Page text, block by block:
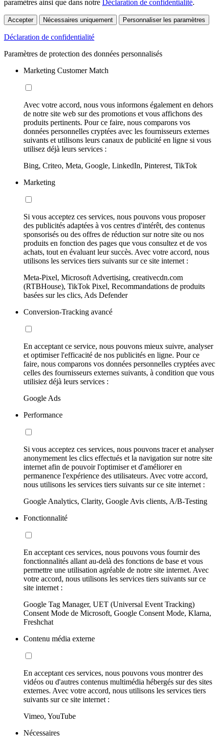
paramètres ainsi que dans notre Déclaration de confidentialité.
Accepter Nécessaires uniquement Personnaliser les paramètres
Déclaration de confidentialité
Paramètres de protection des données personnalisés
Marketing Customer Match
Avec votre accord, nous vous informons également en dehors
de notre site web sur des promotions et vous affichons des
produits pertinents. Pour ce faire, nous comparons vos
données personnelles cryptées avec les fournisseurs externes
suivants et utilisons leurs canaux de publicité en ligne si vous
utilisez déjà leurs services :
Bing, Criteo, Meta, Google, LinkedIn, Pinterest, TikTok
Marketing
Si vous acceptez ces services, nous pouvons vous proposer
des publicités adaptées à vos centres d'intérêt, des contenus
sponsorisés ou des offres de réduction sur notre site ou nos
produits en fonction des pages que vous consultez et de vos
achats, tout en évaluant leur succès. Avec votre accord, nous
utilisons les services tiers suivants sur ce site internet :
Meta-Pixel, Microsoft Advertising, creativecdn.com
(RTBHouse), TikTok Pixel, Recommandations de produits
basées sur les clics, Ads Defender
Conversion-Tracking avancé
En acceptant ce service, nous pouvons mieux suivre, analyser
et optimiser l'efficacité de nos publicités en ligne. Pour ce
faire, nous comparons vos données personnelles cryptées avec
celles des fournisseurs externes suivants, à condition que vous
utilisiez déjà leurs services :
Google Ads
Performance
Si vous acceptez ces services, nous pouvons tracer et analyser
anonymement les clics effectués et la navigation sur notre site
internet afin de pouvoir l'optimiser et d'améliorer en
permanence l'expérience des utilisateurs. Avec votre accord,
nous utilisons les services tiers suivants sur ce site internet :
Google Analytics, Clarity, Google Avis clients, A/B-Testing
Fonctionnalité
En acceptant ces services, nous pouvons vous fournir des
fonctionnalités allant au-delà des fonctions de base et vous
permettre une utilisation agréable de notre site internet. Avec
votre accord, nous utilisons les services tiers suivants sur ce
site internet :
Google Tag Manager, UET (Universal Event Tracking)
Consent Mode de Microsoft, Google Consent Mode, Klarna,
Freshchat
Contenu média externe
En acceptant ces services, nous pouvons vous montrer des
vidéos ou d'autres contenus multimédia hébergés sur des sites
externes. Avec votre accord, nous utilisons les services tiers
suivants sur ce site internet :
Vimeo, YouTube
Nécessaires